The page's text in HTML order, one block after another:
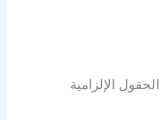
الحقول الإلزامية